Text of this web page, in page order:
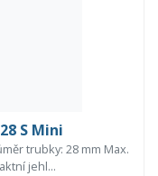
S Mini
trubky: 28 mm Max.
jehl...